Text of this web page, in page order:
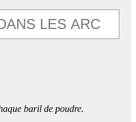
baril de poudre.